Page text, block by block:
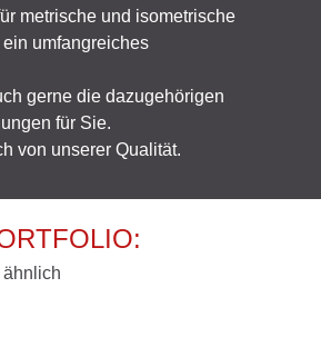
metrische und isometrische
umfangreiches
gerne die dazugehörigen
für Sie.
von unserer Qualität.
ähnlich